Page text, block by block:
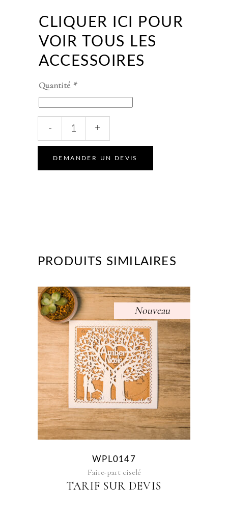
CLIQUER ICI POUR
VOIR TOUS LES
ACCESSOIRES
Quantité *
- +
DEMANDER UN DEVIS
PRODUITS SIMILAIRES
Nouveau
Sélectionner des options
WPL0147
Faire-part ciselé
TARIF SUR DEVIS